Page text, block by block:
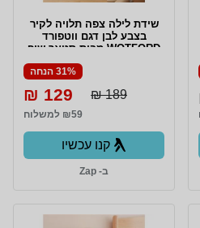
שידת לילה צפה תלויה לקיר
בצבע לבן דגם ווטפורד
WOTFORD מבית סטאר שופ
STAR SHOP
31% הנחה
189 ₪
129 ₪
₪59 למשלוח
קנו עכשיו
ב- Zap